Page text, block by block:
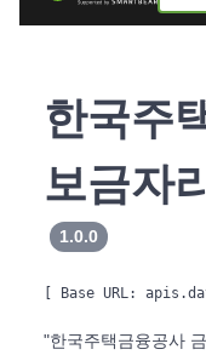
한국주
보금자
1.0.0
[ Base URL:
"한국주택금융공사